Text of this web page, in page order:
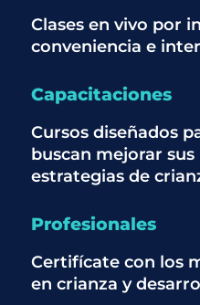
Clases en vivo por
conveniencia e
Capacitaciones
Cursos diseñados
buscan mejorar
estrategias de
Profesionales
Certifícate con los
en crianza y